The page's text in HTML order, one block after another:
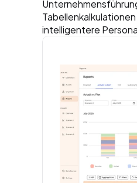
intelligentere